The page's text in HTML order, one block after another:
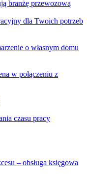
branżę przewozową
dla Twoich potrzeb
o własnym domu
w połączeniu z
czasu pracy
– obsługa księgowa